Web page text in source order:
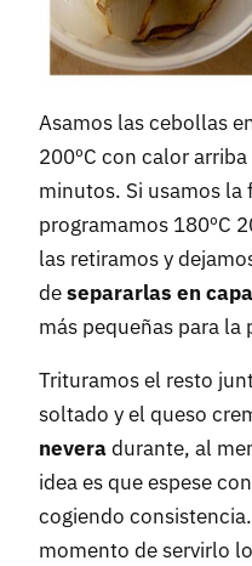
Asamos las cebollas
200ºC con calor
minutos. Si usamos la
programamos 180ºC
las retiramos y
desepararlas en
más pequeñas para la
Trituramos el resto
soltado y el queso
neveradurante, al
idea es que espese
cogiendo
momento de servirlo